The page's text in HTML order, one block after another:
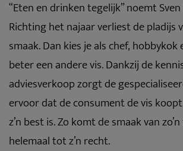
“Eten en drinken tegelijk” noemt
Richting het najaar verliest de pladijs
smaak. Dan kies je als chef,
beter een andere vis. Dankzij de
adviesverkoop zorgt de
ervoor dat de consument de vis
z’n best is. Zo komt de smaak van
helemaal tot z’n recht.